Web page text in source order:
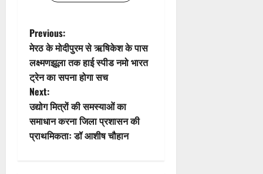
t
i
o
n
P
o
s
t
n
Previous:
मेरठ के मोदीपुरम से ऋषिकेश के पास
लक्ष्मणझूला तक हाई स्पीड नमो भारत
ट्रेन का सपना होगा सच
Next:
उद्योग मित्रों की समस्याओं का
समाधान करना जिला प्रशासन की
प्राथमिकताः डॉ आशीष चौहान